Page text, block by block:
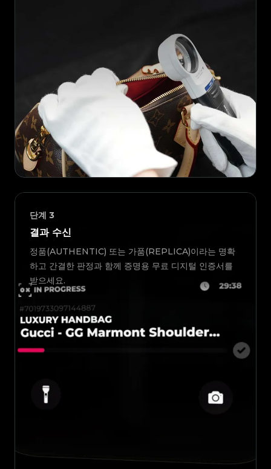
단계 3
결과 수신
정품(AUTHENTIC) 또는 가품(REPLICA)이라는 명확
하고 간결한 판정과 함께 증명용 무료 디지털 인증서를
받으세요.